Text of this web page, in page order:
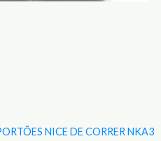
NICE DE CORRER NKA3